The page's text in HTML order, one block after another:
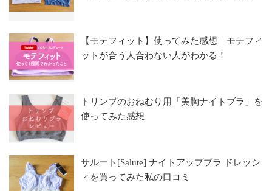
【モテフィット】使ってみた感想｜モテフィ
ットが合う人合わない人がわかる！
トリンプのおねむり用「美胸ナイトブラ」を
使ってみた感想
サルート[Salute] ナイトアップブラ ドレッシ
ィを買ってみた私の口コミ